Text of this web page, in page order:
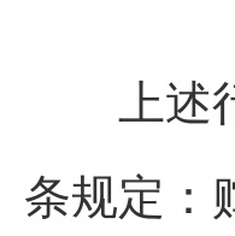
上述行
条规定：